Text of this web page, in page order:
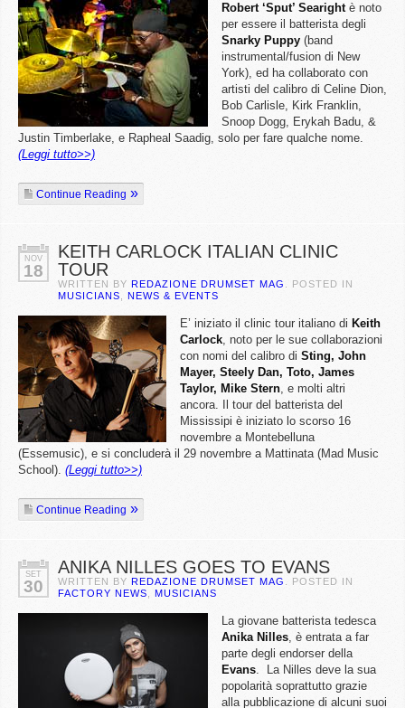
Robert ‘Sput’ Searightè noto
per essere il batterista degli
Snarky Puppy (band
instrumental/fusion di New
York), ed ha collaborato con
artisti del calibro di Celine Dion,
Bob Carlisle, Kirk Franklin,
Snoop Dogg, Erykah Badu, &
Justin Timberlake, e Rapheal Saadig, solo per fare qualche nome.
(Leggi tutto>>)
Continue Reading
NOV
18
KEITH CARLOCK ITALIAN CLINIC
TOUR
WRITTEN BY REDAZIONE DRUMSET MAG
. POSTED IN
MUSICIANS
NEWS & EVENTS
E’ iniziato il clinic tour italiano di Keith
Carlock, noto per le sue collaborazioni
con nomi del calibro di Sting, John
Mayer, Steely Dan, Toto, James
Taylor, Mike Stern, e molti altri
ancora. Il tour del batterista del
Mississipi è iniziato lo scorso 16
novembre a Montebelluna
(Essemusic), e si concluderà il 29 novembre a Mattinata (Mad Music
School). (Leggi tutto>>)
Continue Reading
SET
30
ANIKA NILLES GOES TO EVANS
WRITTEN BY REDAZIONE DRUMSET MAG
. POSTED IN
FACTORY NEWS
MUSICIANS
La giovane batterista tedesca
Anika Nilles, è entrata a far
parte degli endorser della
Evans. La Nilles deve la sua
popolarità soprattutto grazie
alla pubblicazione di alcuni suoi